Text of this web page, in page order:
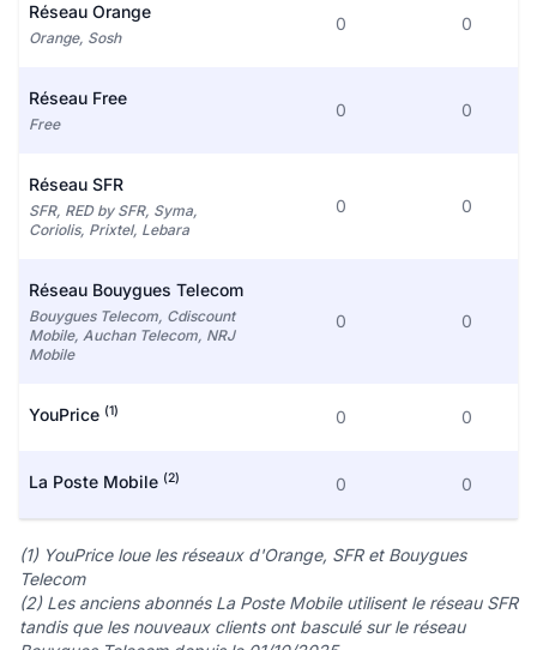
Réseau Orange
Orange, Sosh
0 0
Réseau Free
Free
0 0
Réseau SFR
SFR, RED by SFR, Syma,
Coriolis, Prixtel, Lebara
0 0
Réseau Bouygues Telecom
Bouygues Telecom, Cdiscount
Mobile, Auchan Telecom, NRJ
Mobile
0 0
YouPrice (1) 0 0
La Poste Mobile (2) 0 0
(1) YouPrice loue les réseaux d'Orange, SFR et Bouygues
Telecom
(2) Les anciens abonnés La Poste Mobile utilisent le réseau SFR
tandis que les nouveaux clients ont basculé sur le réseau